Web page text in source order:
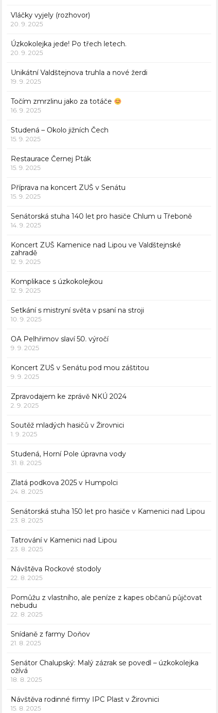
Vláčky vyjely (rozhovor)
20. 9. 2025
Úzkokolejka jede! Po třech letech.
20. 9. 2025
Unikátní Valdštejnova truhla a nové žerdi
19. 9. 2025
Točím zmrzlinu jako za totáče
16. 9. 2025
Studená – Okolo jižních Čech
15. 9. 2025
Restaurace Černej Pták
15. 9. 2025
Příprava na koncert ZUŠ v Senátu
15. 9. 2025
Senátorská stuha 140 let pro hasiče Chlum u Třeboně
14. 9. 2025
Koncert ZUŠ Kamenice nad Lipou ve Valdštejnské
zahradě
12. 9. 2025
Komplikace s úzkokolejkou
12. 9. 2025
Setkání s mistryní světa v psaní na stroji
10. 9. 2025
OA Pelhřimov slaví 50. výročí
9. 9. 2025
Koncert ZUŠ v Senátu pod mou záštitou
9. 9. 2025
Zpravodajem ke zprávě NKÚ 2024
2. 9. 2025
Soutěž mladých hasičů v Žirovnici
1. 9. 2025
Studená, Horní Pole úpravna vody
31. 8. 2025
Zlatá podkova 2025 v Humpolci
24. 8. 2025
Senátorská stuha 150 let pro hasiče v Kamenici nad Lipou
23. 8. 2025
Tatrování v Kamenici nad Lipou
23. 8. 2025
Návštěva Rockové stodoly
22. 8. 2025
Pomůžu z vlastního, ale peníze z kapes občanů půjčovat
nebudu
22. 8. 2025
Snídaně z farmy Doňov
21. 8. 2025
Senátor Chalupský: Malý zázrak se povedl – úzkokolejka
ožívá
18. 8. 2025
Návštěva rodinné firmy IPC Plast v Žirovnici
15. 8. 2025